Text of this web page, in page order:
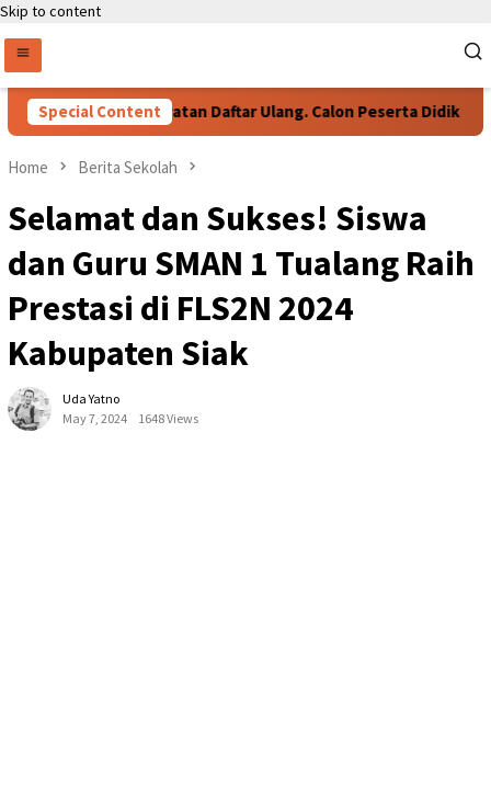
Skip to content
Special Content
Persyaratan Daftar Ulang. Calon Peserta Didik Baru
Home Berita Sekolah
Selamat dan Sukses! Siswa
dan Guru SMAN 1 Tualang Raih
Prestasi di FLS2N 2024
Kabupaten Siak
Uda Yatno
May 7, 2024
1648 Views